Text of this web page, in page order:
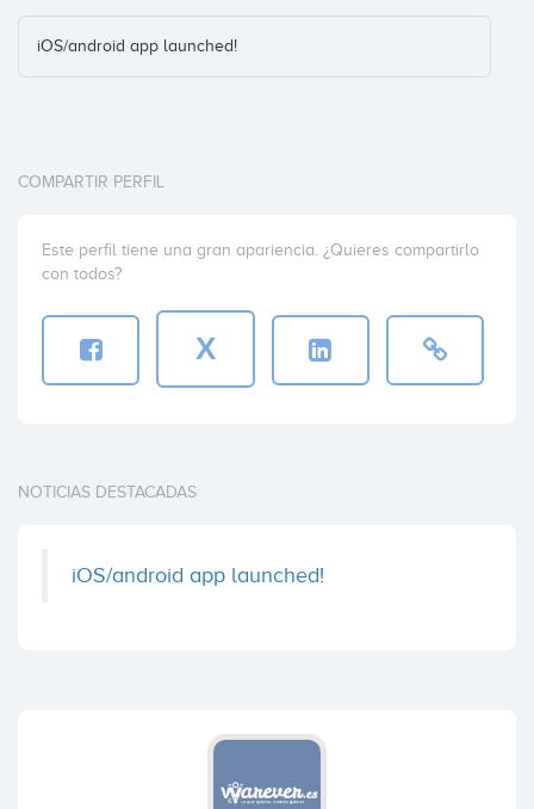
iOS/android app launched!
COMPARTIR PERFIL
Este perfil tiene una gran apariencia. ¿Quieres compartirlo
con todos?
X
NOTICIAS DESTACADAS
iOS/android app launched!